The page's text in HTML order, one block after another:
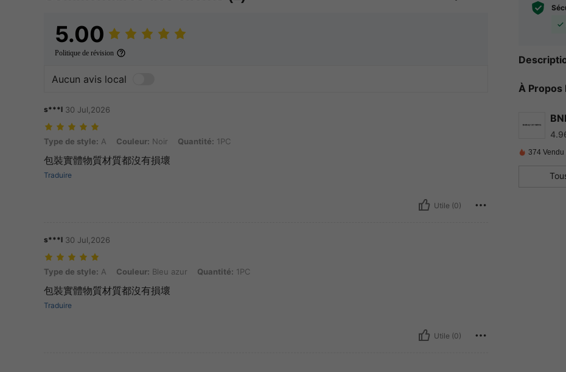
5.00
Politique de révision
Aucun avis local
s***l 30 Jul,2026
Type de style: A, Couleur: Noir, Quantité: 1PC
Type de style: A Couleur: Noir Quantité: 1PC
包裝實體物質材質都沒有損壞
Traduire
Utile (0)
s***l 30 Jul,2026
Type de style: A, Couleur: Bleu azur, Quantité: 1PC
Type de style: A Couleur: Bleu azur Quantité: 1PC
包裝實體物質材質都沒有損壞
Traduire
Utile (0)
À Propos
4.96
374